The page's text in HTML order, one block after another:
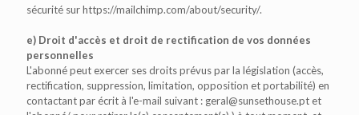
sécurité sur https://mailchimp.com/about/security/.
e) Droit d'accès et droit de rectification de vos données
personnelles
L'abonné peut exercer ses droits prévus par la législation (accès,
rectification, suppression, limitation, opposition et portabilité) en
contactant par écrit à l'e-mail suivant : geral@sunsethouse.pt et